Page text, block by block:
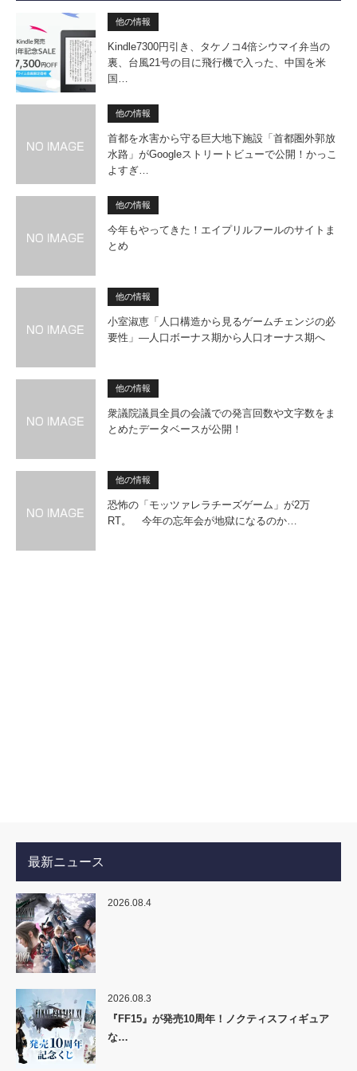
他の情報
Kindle7300円引き、タケノコ4倍シウマイ弁当の
裏、台風21号の目に飛行機で入った、中国を米
国…
他の情報
首都を水害から守る巨大地下施設「首都圏外郭放
水路」がGoogleストリートビューで公開！かっこ
よすぎ…
他の情報
今年もやってきた！エイプリルフールのサイトま
とめ
他の情報
小室淑恵「人口構造から見るゲー­ムチェンジの必
要性」―人口ボーナス期から人口オーナス期へ
他の情報
衆議院議員全員の会議での発言回数や文字数をま
とめたデータベースが公開！
他の情報
恐怖の「モッツァレラチーズゲーム」が2万
RT。 今年の忘年会が地獄になるのか…
最新ニュース
2026.08.4
2026.08.3
『FF15』が発売10周年！ノクティスフィギュア
な…